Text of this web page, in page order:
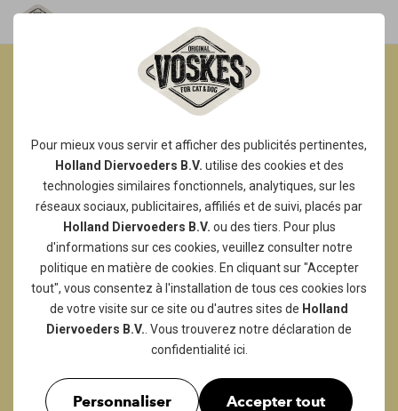
Pour mieux vous servir et afficher des publicités pertinentes,
Holland Diervoeders B.V. utilise des cookies et des
technologies similaires fonctionnels, analytiques, sur les
réseaux sociaux, publicitaires, affiliés et de suivi, placés par
Holland Diervoeders B.V. ou des tiers. Pour plus
d'informations sur ces cookies, veuillez consulter notre
politique en matière de cookies . En cliquant sur "Accepter
tout", vous consentez à l'installation de tous ces cookies lors
de votre visite sur ce site ou d'autres sites de Holland
Diervoeders B.V. . Vous trouverez notre déclaration de
confidentialité ici.
Personnaliser Accepter tout
LES FRIANDISES DE SOIN
QUI FAIT FRÉTILLER
VOTRE CHIEN
En tant que propriétaires de chiens, nous
voulons gâter notre fidèle compagnon avec
une friandise savoureuse autant que possible.
Une délicieuse friandise entre les repas ou
une récompense bien méritée pendant le
dressage. Mais nous voulons aussi que toutes
ces friandises soient responsables et saines !
Au cours des dernières décennies, nous
sommes en effet tous devenus plus soucieux